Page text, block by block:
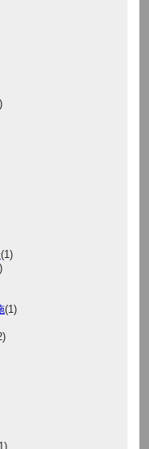
(1)
(1)